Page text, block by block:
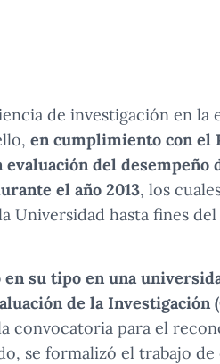
de investigación en la
en cumplimiento con el
del desempeño
el año 2013, los
Universidad hasta fines del
su tipo en una
de la Investigación
convocatoria para el
se formalizó el trabajo